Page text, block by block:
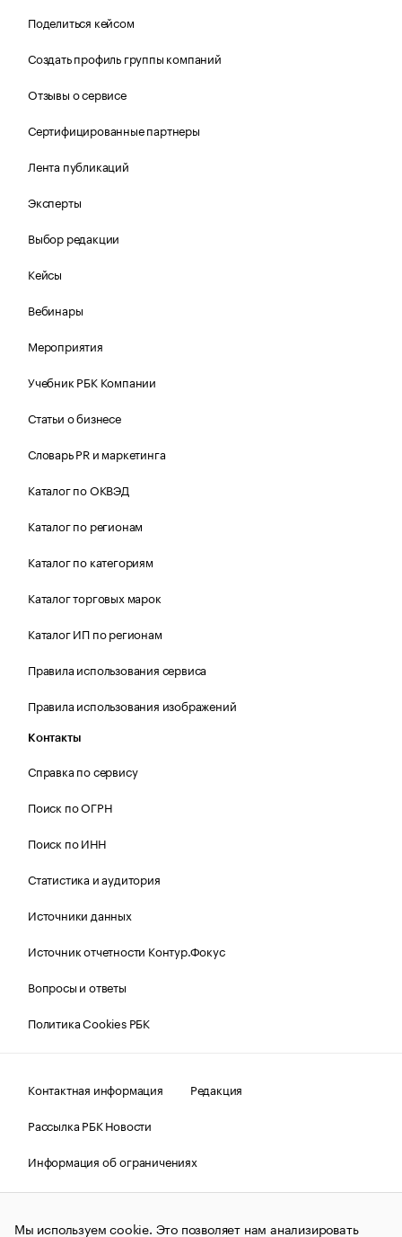
Поделиться кейсом
Создать профиль группы компаний
Отзывы о сервисе
Сертифицированные партнеры
Лента публикаций
Эксперты
Выбор редакции
Кейсы
Вебинары
Мероприятия
Учебник РБК Компании
Статьи о бизнесе
Словарь PR и маркетинга
Каталог по ОКВЭД
Каталог по регионам
Каталог по категориям
Каталог торговых марок
Каталог ИП по регионам
Правила использования сервиса
Правила использования изображений
Контакты
Справка по сервису
Поиск по ОГРН
Поиск по ИНН
Статистика и аудитория
Источники данных
Источник отчетности Контур.Фокус
Вопросы и ответы
Политика Cookies РБК
Контактная информация
Редакция
Рассылка РБК Новости
Информация об ограничениях
Правовая информация
О соблюдении авторских прав
© АО «РОСБИЗНЕСКОНСАЛТИНГ»,1995–2026.Сообщения
Мы используем cookie. Это позволяет нам анализировать